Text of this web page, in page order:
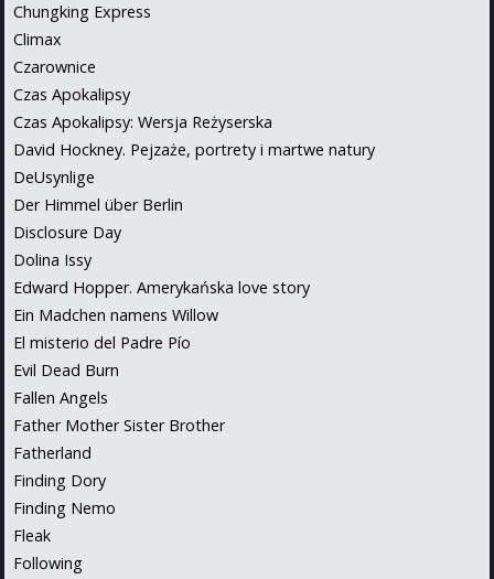
Chungking Express
Climax
Czarownice
Czas Apokalipsy
Czas Apokalipsy: Wersja Reżyserska
David Hockney. Pejzaże, portrety i martwe natury
DeUsynlige
Der Himmel über Berlin
Disclosure Day
Dolina Issy
Edward Hopper. Amerykańska love story
Ein Madchen namens Willow
El misterio del Padre Pío
Evil Dead Burn
Fallen Angels
Father Mother Sister Brother
Fatherland
Finding Dory
Finding Nemo
Fleak
Following